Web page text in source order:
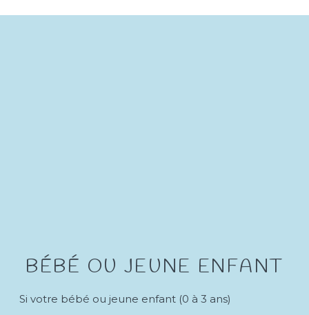
BÉBÉ OU JEUNE ENFANT
Si votre bébé ou jeune enfant (0 à 3 ans)